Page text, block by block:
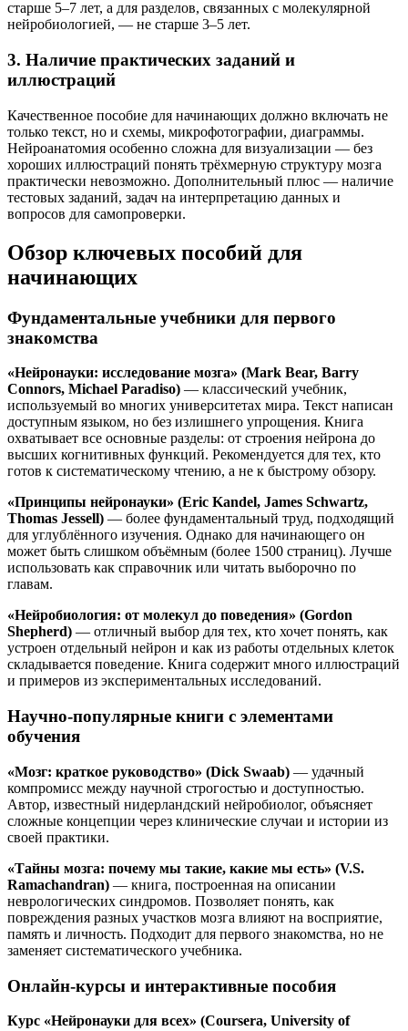
старше 5–7 лет, а для разделов, связанных с молекулярной
нейробиологией, — не старше 3–5 лет.
3. Наличие практических заданий и
иллюстраций
Качественное пособие для начинающих должно включать не
только текст, но и схемы, микрофотографии, диаграммы.
Нейроанатомия особенно сложна для визуализации — без
хороших иллюстраций понять трёхмерную структуру мозга
практически невозможно. Дополнительный плюс — наличие
тестовых заданий, задач на интерпретацию данных и
вопросов для самопроверки.
Обзор ключевых пособий для
начинающих
Фундаментальные учебники для первого
знакомства
«Нейронауки: исследование мозга» (Mark Bear, Barry
Connors, Michael Paradiso) — классический учебник,
используемый во многих университетах мира. Текст написан
доступным языком, но без излишнего упрощения. Книга
охватывает все основные разделы: от строения нейрона до
высших когнитивных функций. Рекомендуется для тех, кто
готов к систематическому чтению, а не к быстрому обзору.
«Принципы нейронауки» (Eric Kandel, James Schwartz,
Thomas Jessell) — более фундаментальный труд, подходящий
для углублённого изучения. Однако для начинающего он
может быть слишком объёмным (более 1500 страниц). Лучше
использовать как справочник или читать выборочно по
главам.
«Нейробиология: от молекул до поведения» (Gordon
Shepherd) — отличный выбор для тех, кто хочет понять, как
устроен отдельный нейрон и как из работы отдельных клеток
складывается поведение. Книга содержит много иллюстраций
и примеров из экспериментальных исследований.
Научно-популярные книги с элементами
обучения
«Мозг: краткое руководство» (Dick Swaab) — удачный
компромисс между научной строгостью и доступностью.
Автор, известный нидерландский нейробиолог, объясняет
сложные концепции через клинические случаи и истории из
своей практики.
«Тайны мозга: почему мы такие, какие мы есть» (V.S.
Ramachandran) — книга, построенная на описании
неврологических синдромов. Позволяет понять, как
повреждения разных участков мозга влияют на восприятие,
память и личность. Подходит для первого знакомства, но не
заменяет систематического учебника.
Онлайн-курсы и интерактивные пособия
Курс «Нейронауки для всех» (Coursera, University of